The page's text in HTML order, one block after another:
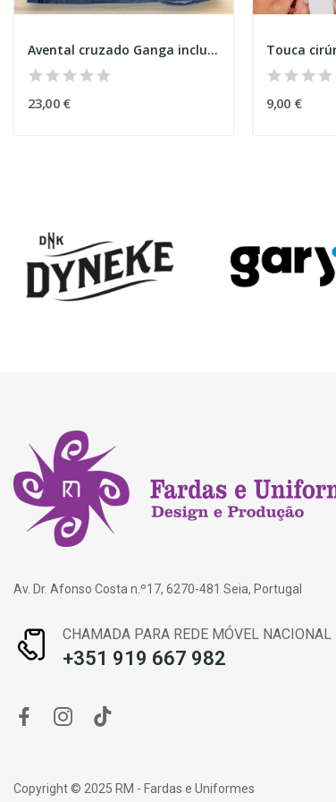
Avental cruzado Ganga inclusão
23,00 €
Touca
9,00 €
Av. Dr. Afonso Costa n.º17, 6270-481 Seia, Portugal
CHAMADA PARA REDE MÓVEL NACIONAL
+351 919 667 982
Copyright © 2025 RM - Fardas e Uniformes